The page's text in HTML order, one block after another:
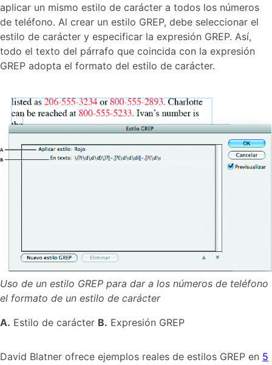
aplicar un mismo estilo de carácter a todos los números
de teléfono. Al crear un estilo GREP, debe seleccionar el
estilo de carácter y especificar la expresión GREP. Así,
todo el texto del párrafo que coincida con la expresión
GREP adopta el formato del estilo de carácter.
Uso de un estilo GREP para dar a los números de teléfono
el formato de un estilo de carácter
A. Estilo de carácter B. Expresión GREP
David Blatner ofrece ejemplos reales de estilos GREP en 5